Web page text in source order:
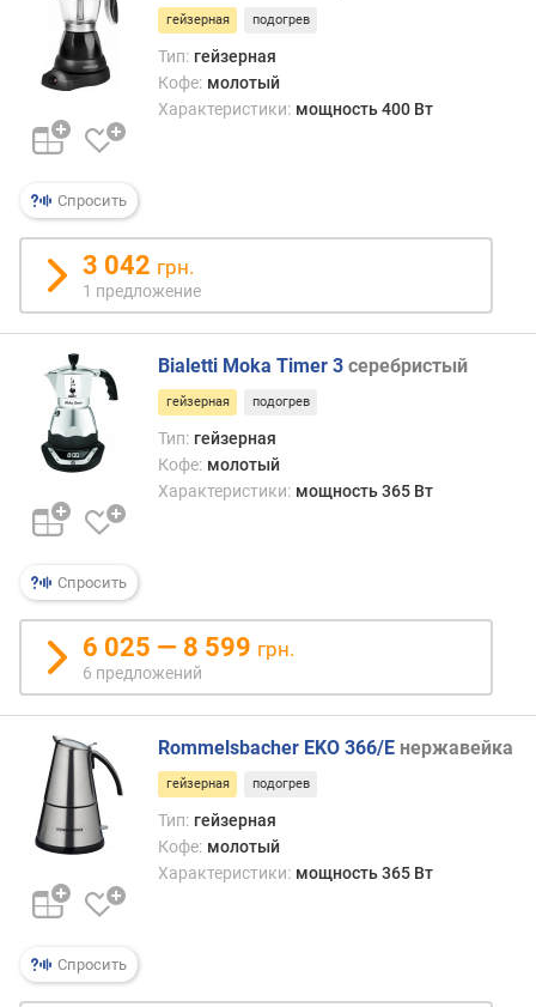
к
о
с
т
к
е
м
о
л
к
и
(
г
)
р
з
е
в
у
а
р
д
л
я
м
о
л
о
а
(
)
Спросить
гейзерная подогрев
Тип: гейзерная
Кофе: молотый
Характеристики: мощность 400 Вт
3 042 грн.
1 предложение
Спросить
Bialetti Moka Timer 3 серебристый
гейзерная подогрев
Тип: гейзерная
Кофе: молотый
Характеристики: мощность 365 Вт
6 025 — 8 599 грн.
6 предложений
Спросить
Rommelsbacher EKO 366/E нержавейка
гейзерная подогрев
Тип: гейзерная
Кофе: молотый
Характеристики: мощность 365 Вт